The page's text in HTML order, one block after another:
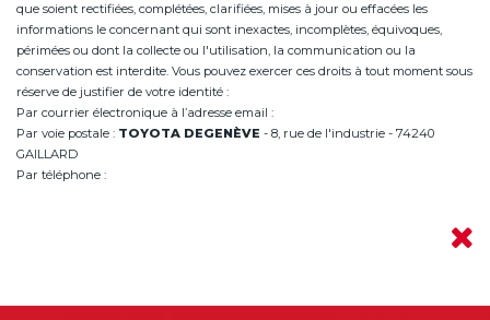
que soient rectifiées, complétées, clarifiées, mises à jour ou effacées les
informations le concernant qui sont inexactes, incomplètes, équivoques,
périmées ou dont la collecte ou l'utilisation, la communication ou la
conservation est interdite. Vous pouvez exercer ces droits à tout moment sous
réserve de justifier de votre identité :
Par courrier électronique à l’adresse email :
Par voie postale : TOYOTA DEGENÈVE - 8, rue de l'industrie - 74240
GAILLARD
Par téléphone :